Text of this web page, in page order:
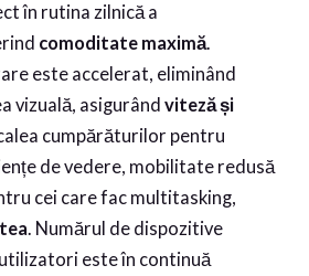
în rutina zilnică a
comoditate maximă.
este accelerat, eliminând
vizuală, asigurândviteză și
cumpărăturilor pentru
de vedere, mobilitate redusă
cei care fac multitasking,
. Numărul de dispozitive
este în continuă